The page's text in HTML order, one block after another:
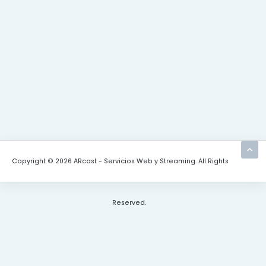
Copyright © 2026 ARcast - Servicios Web y Streaming. All Rights
Reserved.